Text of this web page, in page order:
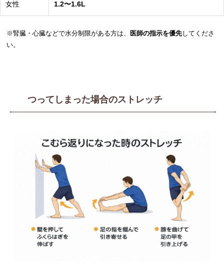
女性 1.2〜1.6L
※腎臓・心臓などで水分制限がある方は、 医師の指示を優先してくださ
い。
つってしまった場合のストレッチ